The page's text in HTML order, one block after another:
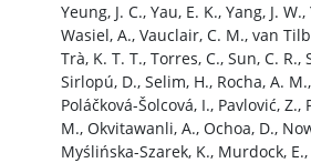
Yeung, J. C., Yau, E. K., Yang, J.
Wasiel, A., Vauclair, C. M., van
Trà, K. T. T., Torres, C., Sun, C. R.,
Sirlopú, D., Selim, H., Rocha, A.
Poláčková-Šolcová, I., Pavlović,
M., Okvitawanli, A., Ochoa, D.,
Myślińska-Szarek, K., Murdock,